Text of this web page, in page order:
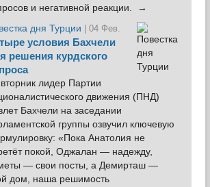
и негативной реакции. →
дня Турции
| 04 Фев.
условия Бахчели
решения курдского
лидер Партии
движения (ПНД)
Бахчели на заседании
группы озвучил ключевую
«Пока Анатолия не
покой, Оджалан — надежду,
— свои посты, а Демирташ —
дом, наша решимость